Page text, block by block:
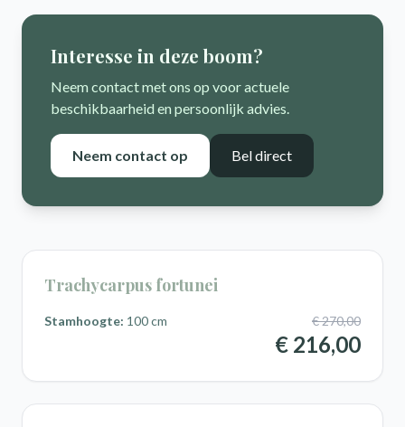
Interesse in deze boom?
Neem contact met ons op voor actuele
beschikbaarheid en persoonlijk advies.
Neem contact op Bel direct
Trachycarpus fortunei
Stamhoogte: 100 cm € 270,00
€ 216,00